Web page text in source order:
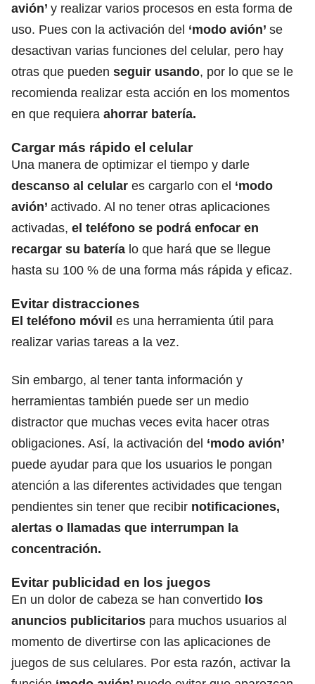
avión’ y realizar varios procesos en esta forma de
uso. Pues con la activación del ‘modo avión’ se
desactivan varias funciones del celular, pero hay
otras que pueden seguir usando, por lo que se le
recomienda realizar esta acción en los momentos
en que requiera ahorrar batería.
Cargar más rápido el celular
Una manera de optimizar el tiempo y darle
descanso al celular es cargarlo con el ‘modo
avión’ activado. Al no tener otras aplicaciones
activadas, el teléfono se podrá enfocar en
recargar su batería lo que hará que se llegue
hasta su 100 % de una forma más rápida y eficaz.
Evitar distracciones
El teléfono móvil es una herramienta útil para
realizar varias tareas a la vez.
Sin embargo, al tener tanta información y
herramientas también puede ser un medio
distractor que muchas veces evita hacer otras
obligaciones. Así, la activación del ‘modo avión’
puede ayudar para que los usuarios le pongan
atención a las diferentes actividades que tengan
pendientes sin tener que recibir notificaciones,
alertas o llamadas que interrumpan la
concentración.
Evitar publicidad en los juegos
En un dolor de cabeza se han convertido los
anuncios publicitarios para muchos usuarios al
momento de divertirse con las aplicaciones de
juegos de sus celulares. Por esta razón, activar la